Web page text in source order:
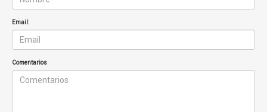
Email:
Comentarios